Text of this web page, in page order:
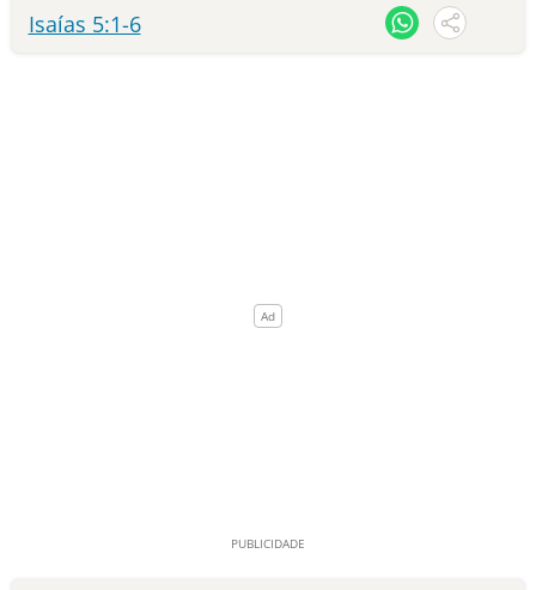
Isaías 5:1-6